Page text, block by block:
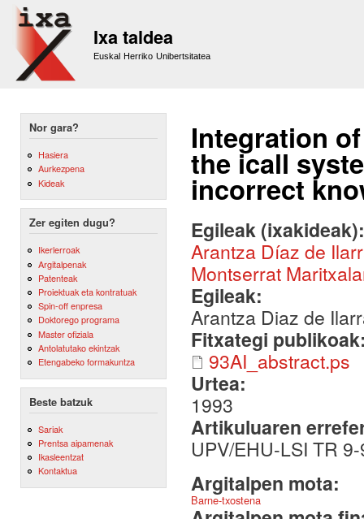
Ixa taldea
Euskal Herriko Unibertsitatea
Nor gara?
Hasiera
Aurkezpena
Kideak
Zer egiten dugu?
Ikerlerroak
Argitalpenak
Patenteak
Proiektuak eta kontratuak
Spin-off enpresa
Doktorego programa
Master ofiziala
Antolatutako ekintzak
Etengabeko formakuntza
Beste batzuk
Sariak
Prentsa aipamenak
Ikasleentzat
Kontaktua
Integration
the icall
incorrect
Egileak
Arantza Díaz de
Montserrat
Egileak:
Arantza Diaz de
Fitxategi
93AI_abstract.ps
Urtea:
1993
Artikuluaren
UPV/EHU-LSI TR
Argitalpen mota:
Barne-txostena